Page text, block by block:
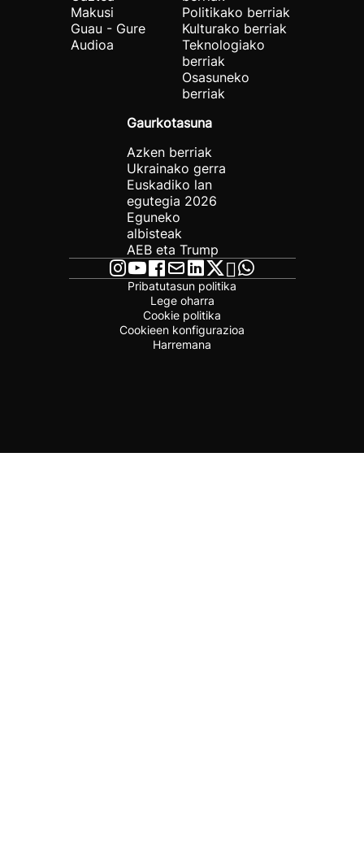
Makusi
Guau - Gure
Audioa
Politikako berriak
Kulturako berriak
Teknologiako
berriak
Osasuneko
berriak
Gaurkotasuna
Azken berriak
Ukrainako gerra
Euskadiko lan
egutegia 2026
Eguneko
albisteak
AEB eta Trump
Pribatutasun politika
Lege oharra
Cookie politika
Cookieen konfigurazioa
Harremana